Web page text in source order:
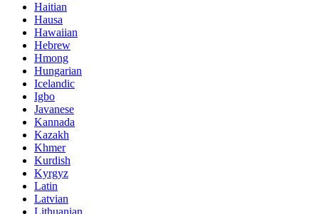
Haitian
Hausa
Hawaiian
Hebrew
Hmong
Hungarian
Icelandic
Igbo
Javanese
Kannada
Kazakh
Khmer
Kurdish
Kyrgyz
Latin
Latvian
Lithuanian